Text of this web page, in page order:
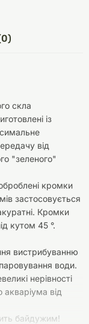
скла
із
від
"зеленого"
кромки
застосовується
Кромки
кутом 45 °.
вистрибуванню
води.
нерівності
від
байдужим!